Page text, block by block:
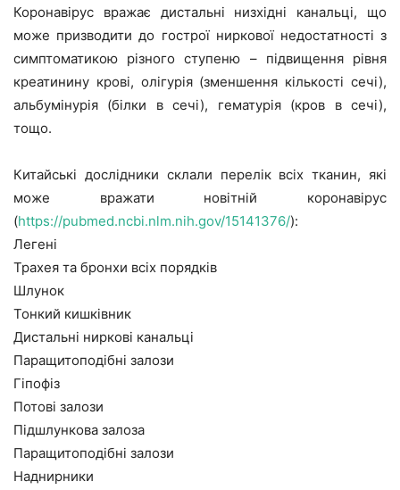
Коронавірус вражає дистальні низхідні канальці, що
може призводити до гострої ниркової недостатності з
симптоматикою різного ступеню – підвищення рівня
креатинину крові, олігурія (зменшення кількості сечі),
альбумінурія (білки в сечі), гематурія (кров в сечі),
тощо.
Китайські дослідники склали перелік всіх тканин, які
може вражати новітній коронавірус
(https://pubmed.ncbi.nlm.nih.gov/15141376/):
Легені
Трахея та бронхи всіх порядків
Шлунок
Тонкий кишківник
Дистальні ниркові канальці
Паращитоподібні залози
Гіпофіз
Потові залози
Підшлункова залоза
Паращитоподібні залози
Наднирники